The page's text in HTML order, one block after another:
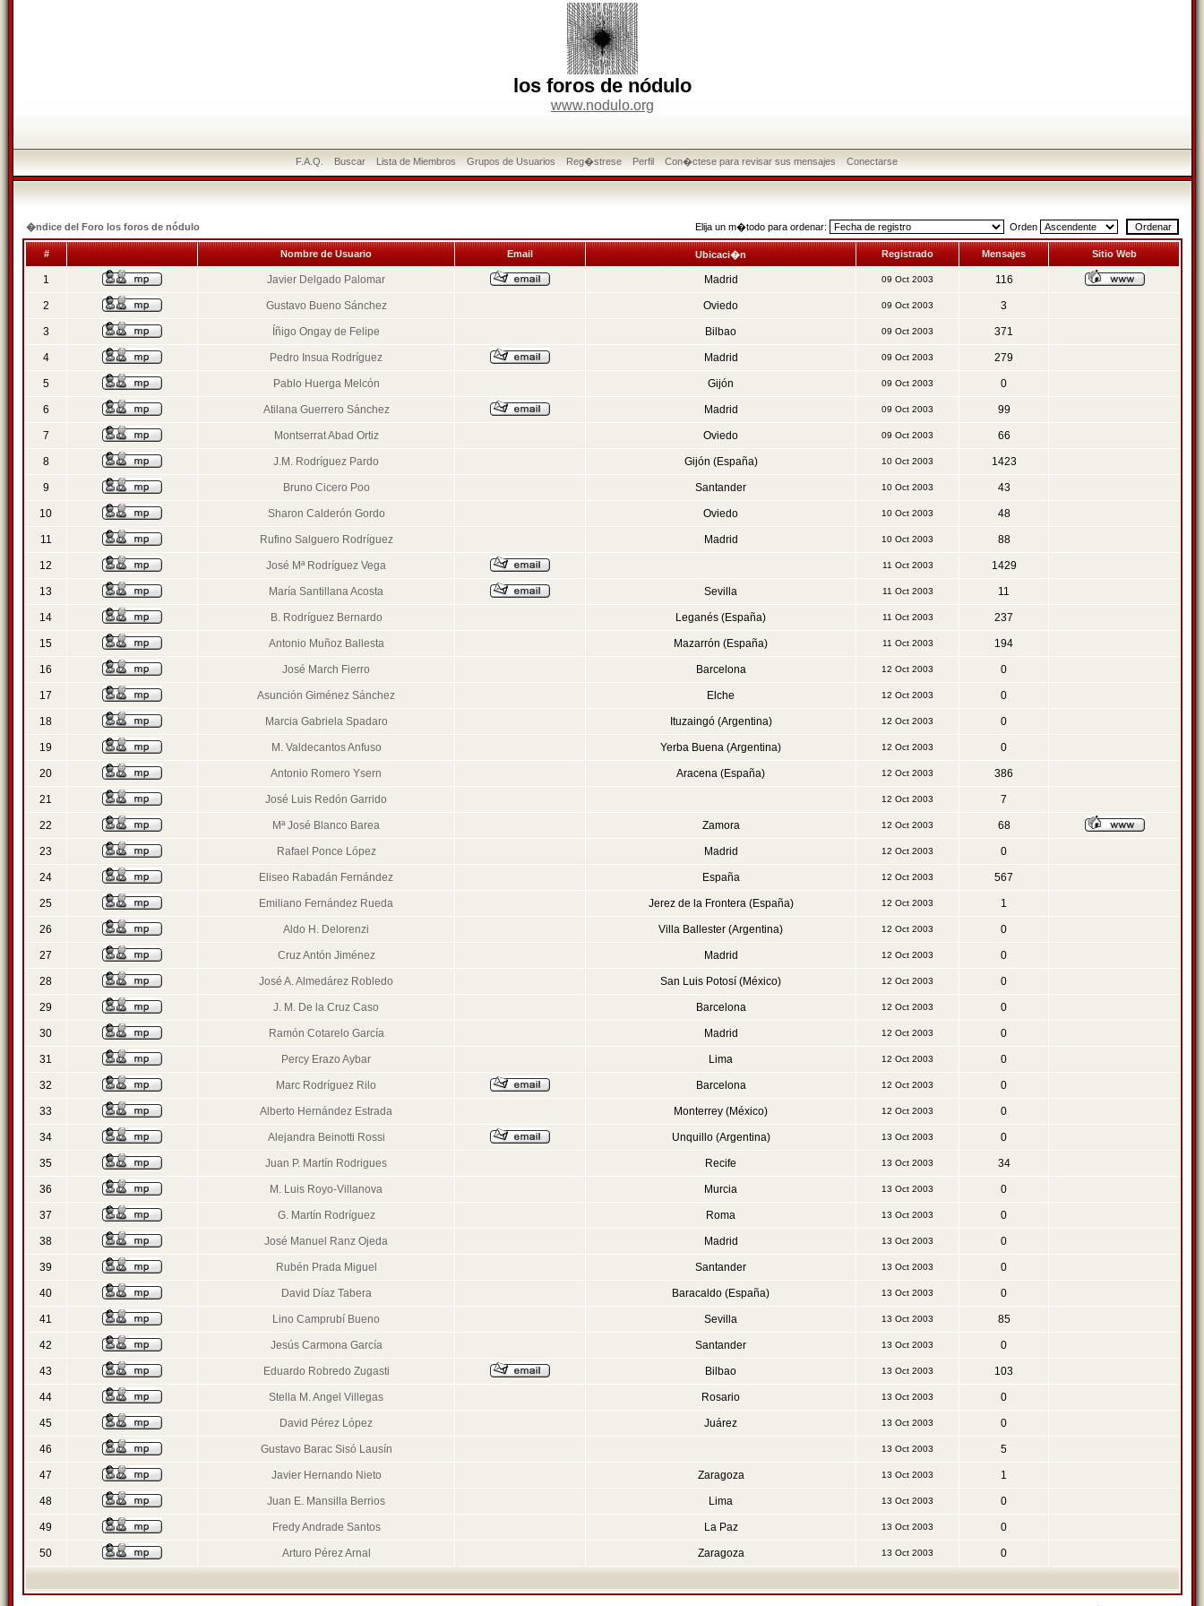
los foros de nódulo
www.nodulo.org
F.A.Q. Buscar Lista de Miembros Grupos de Usuarios Reg�strese Perfil Con�ctese para revisar sus mensajes Conectarse
�ndice del Foro los foros de nódulo Elija un m�todo para ordenar: Orden
# Nombre de Usuario Email Ubicaci�n Registrado Mensajes Sitio Web
1 Javier Delgado Palomar Madrid 09 Oct 2003 116
2 Gustavo Bueno Sánchez Oviedo 09 Oct 2003 3
3 Íñigo Ongay de Felipe Bilbao 09 Oct 2003 371
4 Pedro Insua Rodríguez Madrid 09 Oct 2003 279
5 Pablo Huerga Melcón Gijón 09 Oct 2003 0
6 Atilana Guerrero Sánchez Madrid 09 Oct 2003 99
7 Montserrat Abad Ortiz Oviedo 09 Oct 2003 66
8 J.M. Rodríguez Pardo Gijón (España) 10 Oct 2003 1423
9 Bruno Cicero Poo Santander 10 Oct 2003 43
10 Sharon Calderón Gordo Oviedo 10 Oct 2003 48
11 Rufino Salguero Rodríguez Madrid 10 Oct 2003 88
12 José Mª Rodríguez Vega 11 Oct 2003 1429
13 María Santillana Acosta Sevilla 11 Oct 2003 11
14 B. Rodríguez Bernardo Leganés (España) 11 Oct 2003 237
15 Antonio Muñoz Ballesta Mazarrón (España) 11 Oct 2003 194
16 José March Fierro Barcelona 12 Oct 2003 0
17 Asunción Giménez Sánchez Elche 12 Oct 2003 0
18 Marcia Gabriela Spadaro Ituzaingó (Argentina) 12 Oct 2003 0
19 M. Valdecantos Anfuso Yerba Buena (Argentina) 12 Oct 2003 0
20 Antonio Romero Ysern Aracena (España) 12 Oct 2003 386
21 José Luis Redón Garrido 12 Oct 2003 7
22 Mª José Blanco Barea Zamora 12 Oct 2003 68
23 Rafael Ponce López Madrid 12 Oct 2003 0
24 Eliseo Rabadán Fernández España 12 Oct 2003 567
25 Emiliano Fernández Rueda Jerez de la Frontera (España) 12 Oct 2003 1
26 Aldo H. Delorenzi Villa Ballester (Argentina) 12 Oct 2003 0
27 Cruz Antón Jiménez Madrid 12 Oct 2003 0
28 José A. Almedárez Robledo San Luis Potosí (México) 12 Oct 2003 0
29 J. M. De la Cruz Caso Barcelona 12 Oct 2003 0
30 Ramón Cotarelo García Madrid 12 Oct 2003 0
31 Percy Erazo Aybar Lima 12 Oct 2003 0
32 Marc Rodríguez Rilo Barcelona 12 Oct 2003 0
33 Alberto Hernández Estrada Monterrey (México) 12 Oct 2003 0
34 Alejandra Beinotti Rossi Unquillo (Argentina) 13 Oct 2003 0
35 Juan P. Martín Rodrigues Recife 13 Oct 2003 34
36 M. Luis Royo-Villanova Murcia 13 Oct 2003 0
37 G. Martín Rodríguez Roma 13 Oct 2003 0
38 José Manuel Ranz Ojeda Madrid 13 Oct 2003 0
39 Rubén Prada Miguel Santander 13 Oct 2003 0
40 David Díaz Tabera Baracaldo (España) 13 Oct 2003 0
41 Lino Camprubí Bueno Sevilla 13 Oct 2003 85
42 Jesús Carmona García Santander 13 Oct 2003 0
43 Eduardo Robredo Zugasti Bilbao 13 Oct 2003 103
44 Stella M. Angel Villegas Rosario 13 Oct 2003 0
45 David Pérez López Juárez 13 Oct 2003 0
46 Gustavo Barac Sisó Lausín 13 Oct 2003 5
47 Javier Hernando Nieto Zaragoza 13 Oct 2003 1
48 Juan E. Mansilla Berrios Lima 13 Oct 2003 0
49 Fredy Andrade Santos La Paz 13 Oct 2003 0
50 Arturo Pérez Arnal Zaragoza 13 Oct 2003 0